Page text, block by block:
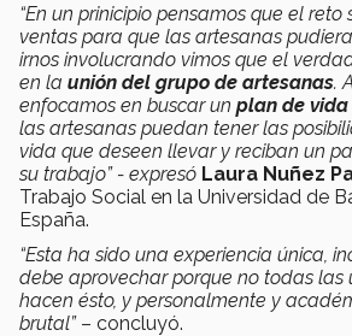
“En un prinicipio pensamos que el
ventas para que las artesanas
irnos involucrando vimos que el
en la unión del grupo de artesanas.
enfocamos en buscar un plan de vida
las artesanas puedan tener las
vida que deseen llevar y reciban un
su trabajo” - expresó Laura Nuñez
Trabajo Social en la Universidad de
España.
“Esta ha sido una experiencia única,
debe aprovechar porque no todas las
hacen ésto, y personalmente y
brutal”– concluyó.